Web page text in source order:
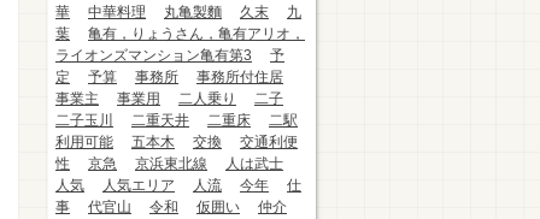
華
中華料理 丸亀製麵 久末
九
葉
亀有，りょうさん，亀有アリオ，
ライオンズマンション亀有第3
予
定
予算 事務所
事務所付住居
事業主
事業用 二人乗り
二子
二子玉川
二重天井 二重床
二駅
利用可能
五本木 交換
交通利便
性
京急 京浜東北線
人は武士
人気
人気エリア 人流 今年
仕
事
代官山 令和 仮囲い
仲介